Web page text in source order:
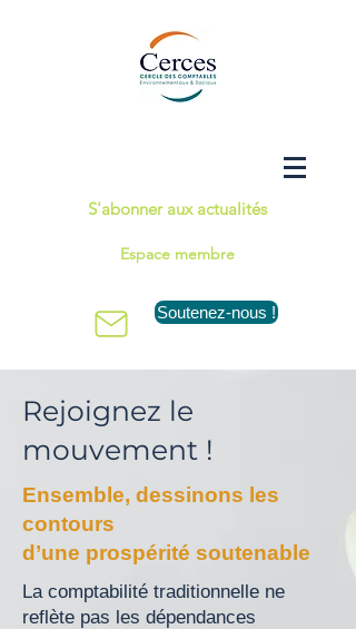
S'abonner aux actualités
Espace membre
Soutenez-nous !
Rejoignez le
mouvement !
Ensemble, dessinons les
contours
d’une prospérité soutenable
La comptabilité traditionnelle ne
reflète pas les dépendances